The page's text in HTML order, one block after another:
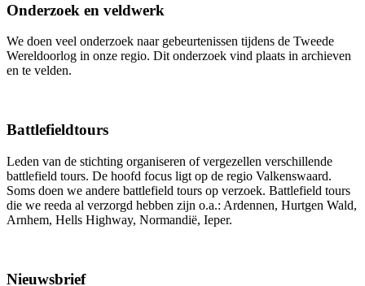
Onderzoek en veldwerk​​
We doen veel onderzoek naar gebeurtenissen tijdens de Tweede
Wereldoorlog in onze regio. Dit onderzoek vind plaats in archieven
en te velden.
Battlefieldtours
Leden van de stichting organiseren of vergezellen verschillende
battlefield tours. De hoofd focus ligt op de regio Valkenswaard.
Soms doen we andere battlefield tours op verzoek. Battlefield tours
die we reeda al verzorgd hebben zijn o.a.: Ardennen, Hurtgen Wald,
Arnhem, Hells Highway, Normandië, Ieper.
Nieuwsbrief